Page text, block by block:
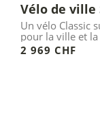
Vélo de
Un vélo Classic
pour la ville et
vitesses !
2 969 CHF